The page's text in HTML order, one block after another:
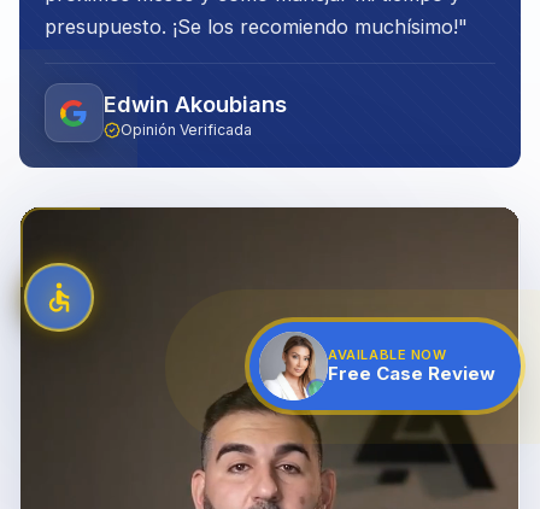
presupuesto. ¡Se los recomiendo muchísimo!"
Edwin Akoubians
Opinión Verificada
AVAILABLE NOW
Free Case Review